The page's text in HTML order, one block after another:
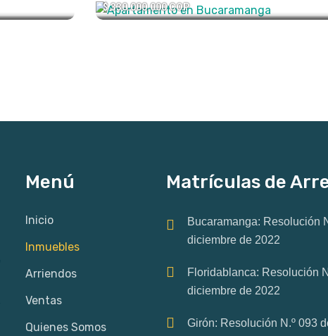
$ 330.000.000 COP
Menú
Inicio
Inmuebles
Arriendos
Ventas
Quienes Somos
Matrículas de
Bucaramanga: Resolución
diciembre de 2022
Floridablanca: Resolución
diciembre de 2022
Girón: Resolución N.º 093